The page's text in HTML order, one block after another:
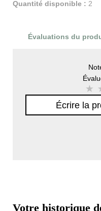
Quantité disponible : 2
Évaluations du
Écrire la
Votre historique